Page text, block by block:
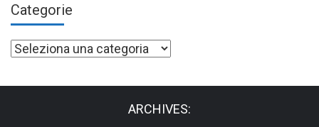
Categorie
Categorie
ARCHIVES: